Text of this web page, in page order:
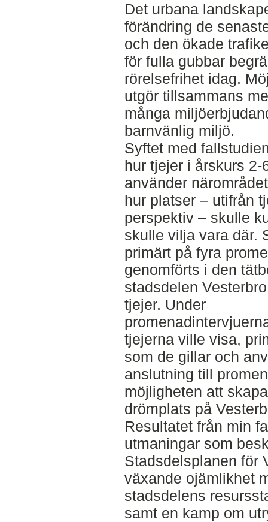
Det urbana
förändring de
och den ökade
för fulla gubbar
rörelsefrihet idag.
utgör tillsammans
många
barnvänlig miljö.
Syftet med
hur tjejer i årskurs 2-
använder
hur platser – utifrån
perspektiv – skulle
skulle vilja vara där.
primärt på fyra
genomförts i den
stadsdelen
tjejer. Under
tjejerna ville visa,
som de gillar och
anslutning till
möjligheten att
drömplats på
Resultatet från min
utmaningar som
Stadsdelsplanen för
växande ojämlikhet
stadsdelens
samt en kamp om